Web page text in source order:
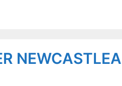
NEWCASTLEA